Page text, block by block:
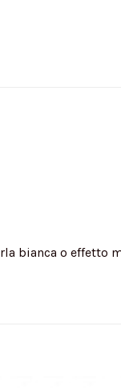
bianca o effetto